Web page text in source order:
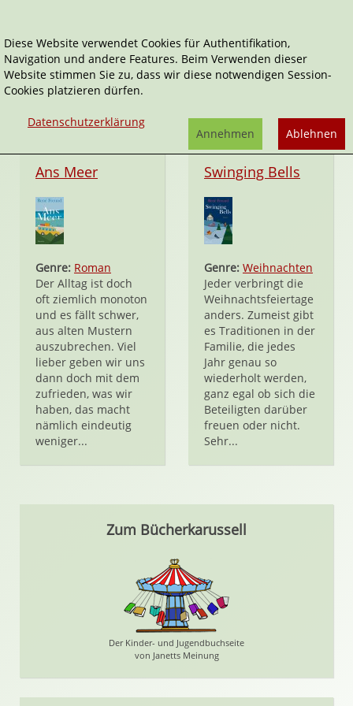
Deuticke
Ans Meer
Genre: Roman
Der Alltag ist doch
oft ziemlich monoton
und es fällt schwer,
aus alten Mustern
auszubrechen. Viel
lieber geben wir uns
dann doch mit dem
zufrieden, was wir
haben, das macht
nämlich eindeutig
weniger...
Hardcover
Swinging Bells
Genre: Weihnachten
Jeder verbringt die
Weihnachtsfeiertage
anders. Zumeist gibt
es Traditionen in der
Familie, die jedes
Jahr genau so
wiederholt werden,
ganz egal ob sich die
Beteiligten darüber
freuen oder nicht.
Sehr...
Zum Bücherkarussell
Der Kinder- und Jugendbuchseite
von Janetts Meinung
Diese Website verwendet Cookies für Authentifikation,
Navigation und andere Features. Beim Verwenden dieser
Website stimmen Sie zu, dass wir diese notwendigen Session-
Cookies platzieren dürfen.
Datenschutzerklärung
Ablehnen
Annehmen